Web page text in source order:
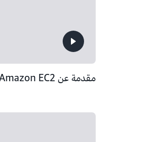
مقدمة عن Amazon EC2‏ (4:01)